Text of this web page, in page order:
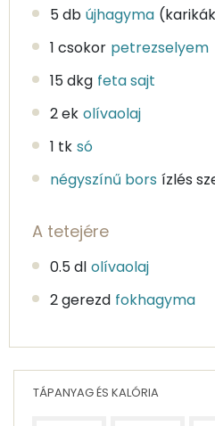
5 db újhagyma
1 csokor petrezselyem
15 dkg feta sajt
2 ek olívaolaj
1 tk só
négyszínű bors ízlés
A tetejére
0.5 dl olívaolaj
2 gerezd fokhagyma
TÁPANYAG ÉS KALÓRIA